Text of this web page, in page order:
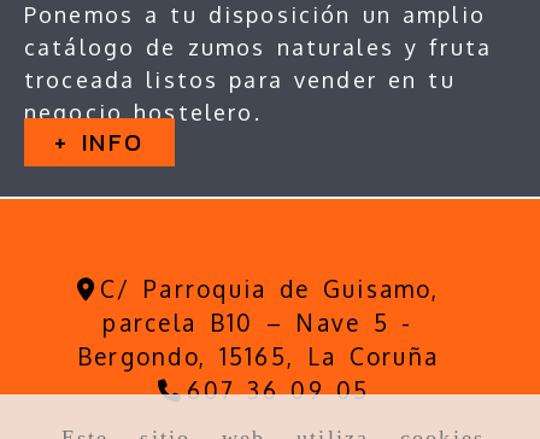
Ponemos a tu disposición un amplio
catálogo de zumos naturales y fruta
troceada listos para vender en tu
negocio hostelero.
+ INFO
C/ Parroquia de Guisamo,
parcela B10 – Nave 5 -
Bergondo, 15165, La Coruña
607 36 09 05